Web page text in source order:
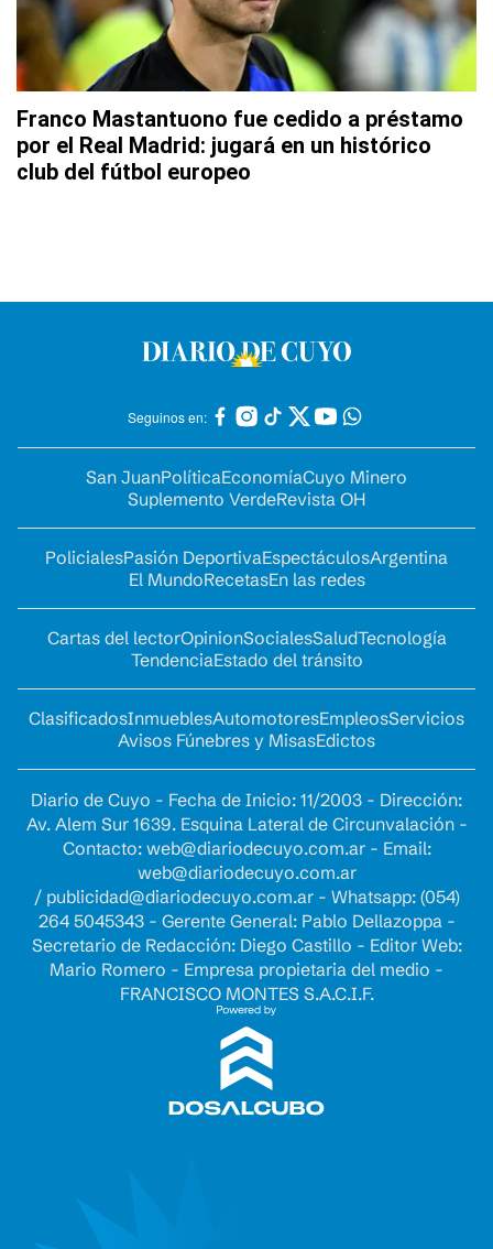
Franco Mastantuono fue cedido a préstamo
por el Real Madrid: jugará en un histórico
club del fútbol europeo
Seguinos en:
San JuanPolíticaEconomíaCuyo Minero
Suplemento VerdeRevista OH
PolicialesPasión DeportivaEspectáculosArgentina
El MundoRecetasEn las redes
Cartas del lectorOpinionSocialesSaludTecnología
TendenciaEstado del tránsito
ClasificadosInmueblesAutomotoresEmpleosServicios
Avisos Fúnebres y MisasEdictos
Diario de Cuyo - Fecha de Inicio: 11/2003 - Dirección:
Av. Alem Sur 1639. Esquina Lateral de Circunvalación -
Contacto: web@diariodecuyo.com.ar- Email:
web@diariodecuyo.com.ar
/ publicidad@diariodecuyo.com.ar- Whatsapp: (054)
264 5045343 - Gerente General: Pablo Dellazoppa -
Secretario de Redacción: Diego Castillo - Editor Web:
Mario Romero - Empresa propietaria del medio -
FRANCISCO MONTES S.A.C.I.F.